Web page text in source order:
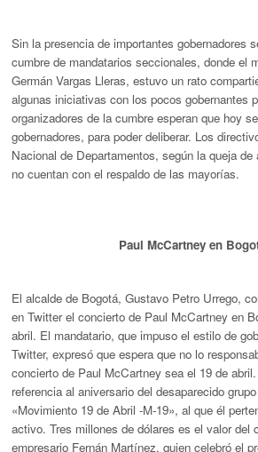
Sin la presencia de importantes gobernadores
cumbre de mandatarios seccionales, donde el
Germán Vargas Lleras, estuvo un rato
algunas iniciativas con los pocos gobernantes
organizadores de la cumbre esperan que hoy
gobernadores, para poder deliberar. Los
Nacional de Departamentos, según la queja de
no cuentan con el respaldo de las mayorías.
Paul McCartney en
El alcalde de Bogotá, Gustavo Petro Urrego,
en Twitter el concierto de Paul McCartney en
abril. El mandatario, que impuso el estilo de
Twitter, expresó que espera que no lo
concierto de Paul McCartney sea el 19 de
referencia al aniversario del desaparecido
«Movimiento 19 de Abril -M-19», al que él
activo. Tres millones de dólares es el valor del
empresario Fernán Martínez, quien celebró el